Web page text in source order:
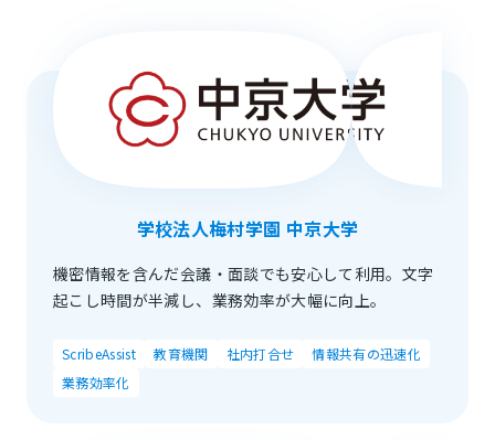
学校法人梅村学園 中京大学
機密情報を含んだ会議・面談でも安心して利用。文字
起こし時間が半減し、業務効率が大幅に向上。
ScribeAssist 教育機関 社内打合せ
情報共有の迅速化
業務効率化